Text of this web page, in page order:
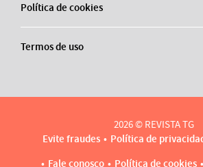
Política de cookies
Termos de uso
2026 © REVISTA TG
Evite fraudes
Política de
Fale conosco
Política de cookies